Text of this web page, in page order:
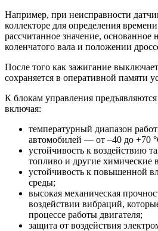
Например, при неисправности
коллекторе для определения
рассчитанное значение, основанное
коленчатого вала и положении
После того как зажигание
сохраняется в оперативной памяти
К блокам управления предъявляются
включая:
температурный диапазон
автомобилей — от –40 до +70
устойчивость к воздействию
топливо и другие химические
устойчивость к повышенной
среды;
высокая механическая
воздействии вибраций,
процессе работы двигателя;
защита от воздействия